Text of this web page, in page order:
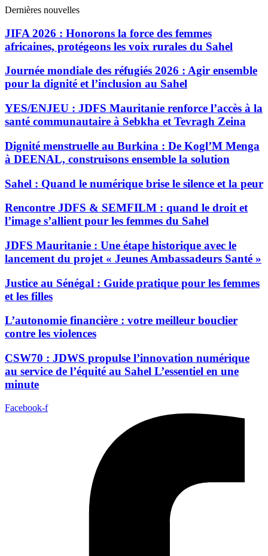
Dernières nouvelles
JIFA 2026 : Honorons la force des femmes
africaines, protégeons les voix rurales du Sahel
Journée mondiale des réfugiés 2026 : Agir ensemble
pour la dignité et l’inclusion au Sahel
YES/ENJEU : JDFS Mauritanie renforce l’accès à la
santé communautaire à Sebkha et Tevragh Zeina
Dignité menstruelle au Burkina : De Kogl’M Menga
à DEENAL, construisons ensemble la solution
Sahel : Quand le numérique brise le silence et la peur
Rencontre JDFS & SEMFILM : quand le droit et
l’image s’allient pour les femmes du Sahel
JDFS Mauritanie : Une étape historique avec le
lancement du projet « Jeunes Ambassadeurs Santé »
Justice au Sénégal : Guide pratique pour les femmes
et les filles
L’autonomie financière : votre meilleur bouclier
contre les violences
CSW70 : JDWS propulse l’innovation numérique
au service de l’équité au Sahel L’essentiel en une
minute
Facebook-f